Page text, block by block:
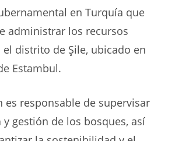
en Turquía que
administrar los recursos
distrito de Şile, ubicado en
Estambul.
es responsable de supervisar
gestión de los bosques, así